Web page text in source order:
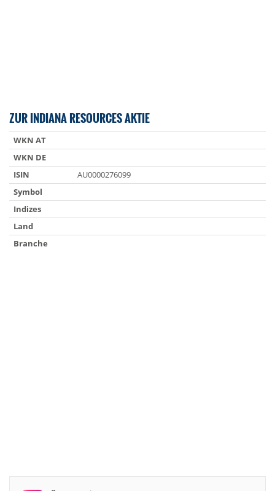
ZUR INDIANA RESOURCES AKTIE
WKN AT
WKN DE
ISIN
AU0000276099
Symbol
Indizes
Land
Branche